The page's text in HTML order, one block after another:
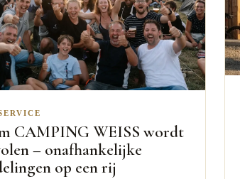
CAMPING WEISS wordt
– onafhankelijke
op een rij